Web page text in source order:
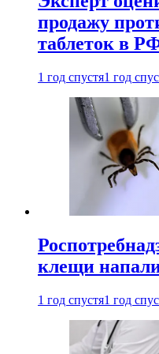
продажу
таблеток в
1 год спустя1 год
клещи
1 год спустя1 год